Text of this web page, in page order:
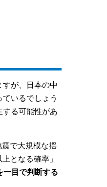
が、日本の中
いるでしょう
る可能性があ
で大規模な揺
となる確率」
一目で判断する